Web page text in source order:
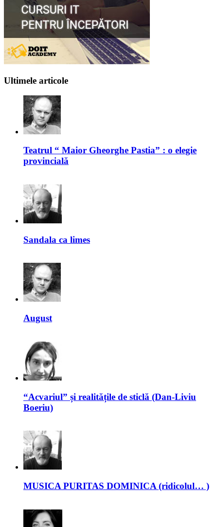
Ultimele articole
Teatrul “ Maior Gheorghe Pastia” : o elegie
provincială
Sandala ca limes
August
“Acvariul” și realitățile de sticlă (Dan-Liviu
Boeriu)
MUSICA PURITAS DOMINICA (ridicolul… )